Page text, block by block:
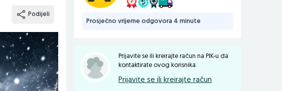
Podijeli
Prosječno vrijeme odgovora 4 minute
Prijavite se ili kreirajte račun na PIK-u da
kontaktirate ovog korisnika.
Prijavite se ili kreirajte račun